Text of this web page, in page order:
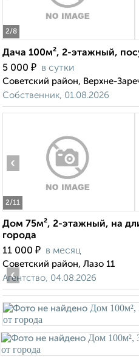
2/8
Дача 100м², 2-этажный,
5 000 ₽ в сутки
Советский район, Верхне-
Собственник, 01.08.2026
2/11
‹
Дом 75м², 2-этажный, на
города
11 000 ₽ в месяц
Советский район, Лазо 11
Агентство, 04.08.2026
‹